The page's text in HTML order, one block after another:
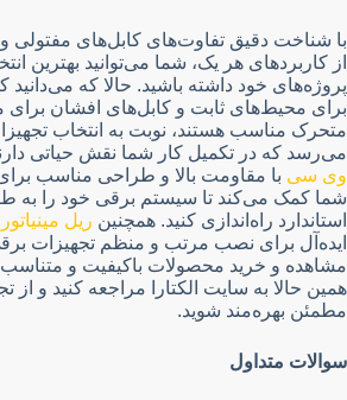
با شناخت دقیق تفاوت‌های کابل‌های مفتولی
از کاربردهای هر یک، شما می‌توانید بهترین
پروژه‌های خود داشته باشید. حالا که می‌دانید
برای محیط‌های ثابت و کابل‌های افشان
متحرک مناسب هستند، نوبت به انتخاب
می‌رسد که در تکمیل کار شما نقش حیاتی
وی سی با مقاومت بالا و طراحی مناسب
شما کمک می‌کند تا سیستم برقی خود را به
استاندارد راه‌اندازی کنید. همچنین ریل
ایده‌آل برای نصب مرتب و منظم تجهیزات
مشاهده و خرید محصولات باکیفیت و متناسب
همین حالا به سایت الکتارا مراجعه کنید و از
مطمئن بهره‌مند شوید.
سوالات متداول